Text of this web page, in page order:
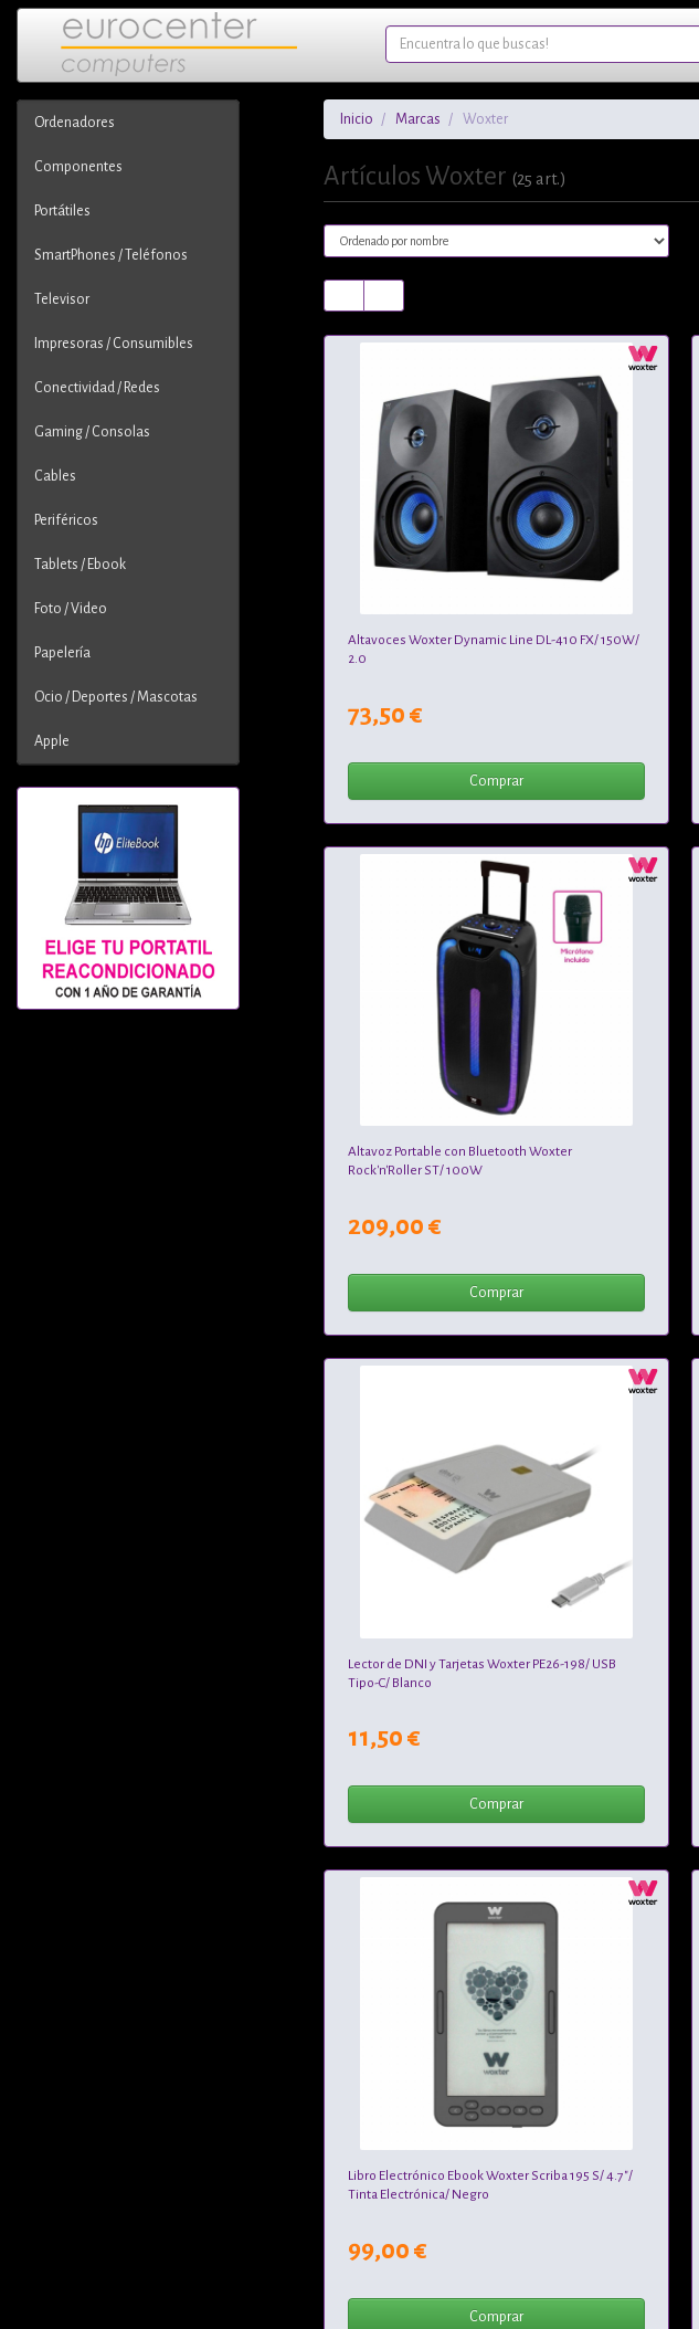
Ordenadores
Componentes
Portátiles
SmartPhones / Teléfonos
Televisor
Impresoras / Consumibles
Conectividad / Redes
Gaming / Consolas
Cables
Periféricos
Tablets / Ebook
Foto / Video
Papelería
Ocio / Deportes / Mascotas
Apple
Inicio Marcas Woxter
Artículos Woxter (25 art.)
Altavoces Woxter Dynamic Line DL-410 FX/ 150W/
2.0
73,50 €
Comprar
Altavoz Portable con Bluetooth Woxter
Rock'n'Roller ST/ 100W
209,00 €
Comprar
Lector de DNI y Tarjetas Woxter PE26-198/ USB
Tipo-C/ Blanco
11,50 €
Comprar
Libro Electrónico Ebook Woxter Scriba 195 S/ 4.7"/
Tinta Electrónica/ Negro
99,00 €
Comprar